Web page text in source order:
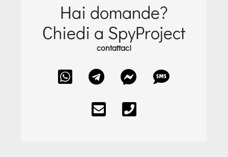
Hai domande?
Chiedi a SpyProject
contattaci